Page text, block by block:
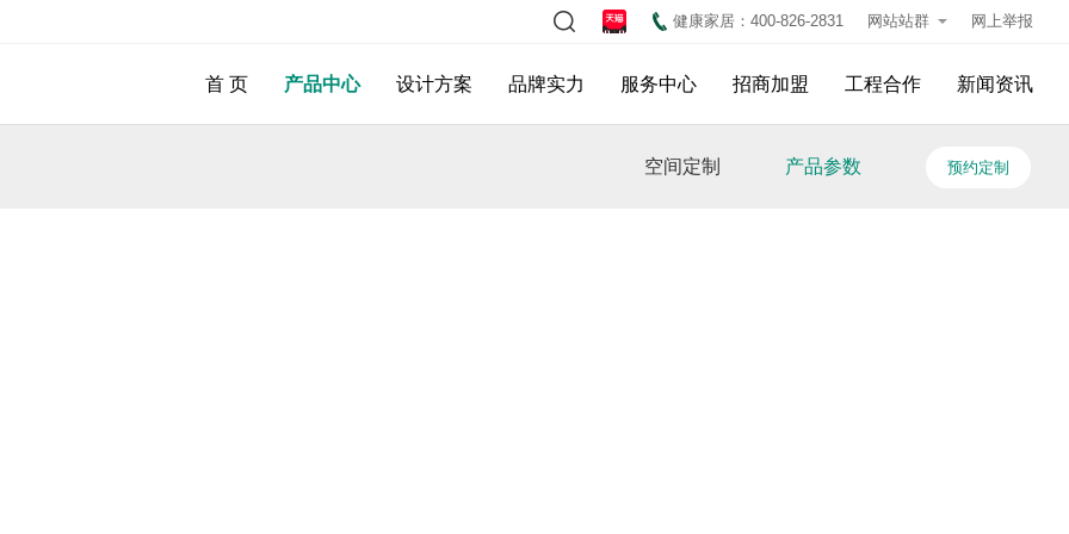
网上举报
网站站群
健康家居：400-826-2831
首 页 产品中心 设计方案 品牌实力 服务中心 招商加盟 工程合作 新闻资讯
空间定制 产品参数 预约定制